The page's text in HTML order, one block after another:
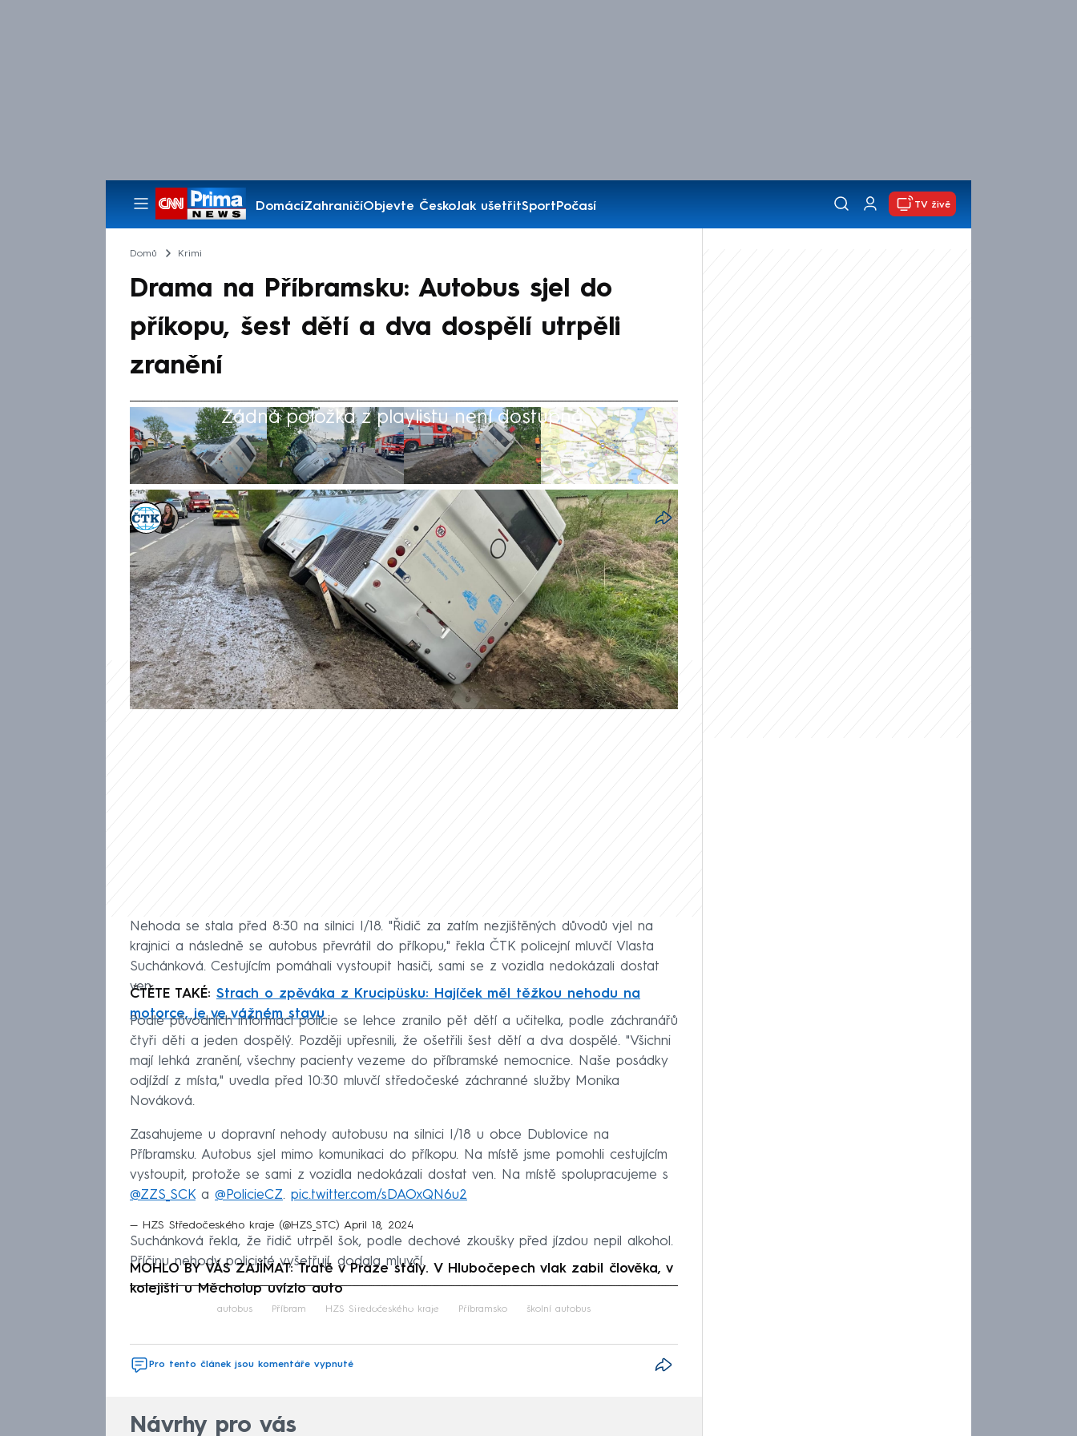
DomácíZahraničíObjevte ČeskoJak ušetřitSportPočasí
Pořady
TV živě
Domů Krimi
Drama na Příbramsku: Autobus sjel do
příkopu, šest dětí a dva dospělí utrpěli
zranění
Žádná položka z playlistu není dostupná.
ČTK,Michaela Vlčková
Akt. 18. dub 2024, 10:53• 18. dub 2024, 09:48
U Dublovic na Příbramsku ve čtvrtek ráno havaroval autobus s 38
malými dětmi, sjel do příkopu a převrátil se na bok. Šest dětí a dva
dospělí utrpěli lehká zranění, záchranáři je po ošetření převezli do
nemocnice, vyplynulo z informací policie a záchranné služby.
Nehoda se stala před 8:30 na silnici I/18. "Řidič za zatím nezjištěných důvodů vjel na
krajnici a následně se autobus převrátil do příkopu," řekla ČTK policejní mluvčí Vlasta
Suchánková. Cestujícím pomáhali vystoupit hasiči, sami se z vozidla nedokázali dostat
ven.
ČTĚTE TAKÉ: Strach o zpěváka z Krucipüsku: Hajíček měl těžkou nehodu na
motorce, je ve vážném stavu
Podle původních informací policie se lehce zranilo pět dětí a učitelka, podle záchranářů
čtyři děti a jeden dospělý. Později upřesnili, že ošetřili šest dětí a dva dospělé. "Všichni
mají lehká zranění, všechny pacienty vezeme do příbramské nemocnice. Naše posádky
odjíždí z místa," uvedla před 10:30 mluvčí středočeské záchranné služby Monika
Nováková.
Zasahujeme u dopravní nehody autobusu na silnici I/18 u obce Dublovice na
Příbramsku. Autobus sjel mimo komunikaci do příkopu. Na místě jsme pomohli cestujícím
vystoupit, protože se sami z vozidla nedokázali dostat ven. Na místě spolupracujeme s
@ZZS_SCKa @PolicieCZ. pic.twitter.com/sDAOxQN6u2
— HZS Středočeského kraje (@HZS_STC) April 18, 2024
Suchánková řekla, že řidič utrpěl šok, podle dechové zkoušky před jízdou nepil alkohol.
Příčinu nehody policisté vyšetřují, dodala mluvčí.
MOHLO BY VÁS ZAJÍMAT: Tratě v Praze stály. V Hlubočepech vlak zabil člověka, v
kolejišti u Měcholup uvízlo auto
Failed to fetch
autobus Příbram HZS Středočeského kraje Příbramsko školní autobus
Pro tento článek jsou komentáře vypnuté
Návrhy pro vás